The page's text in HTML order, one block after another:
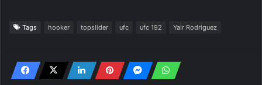
Tags hooker topslider ufc ufc 192 Yair Rodriguez